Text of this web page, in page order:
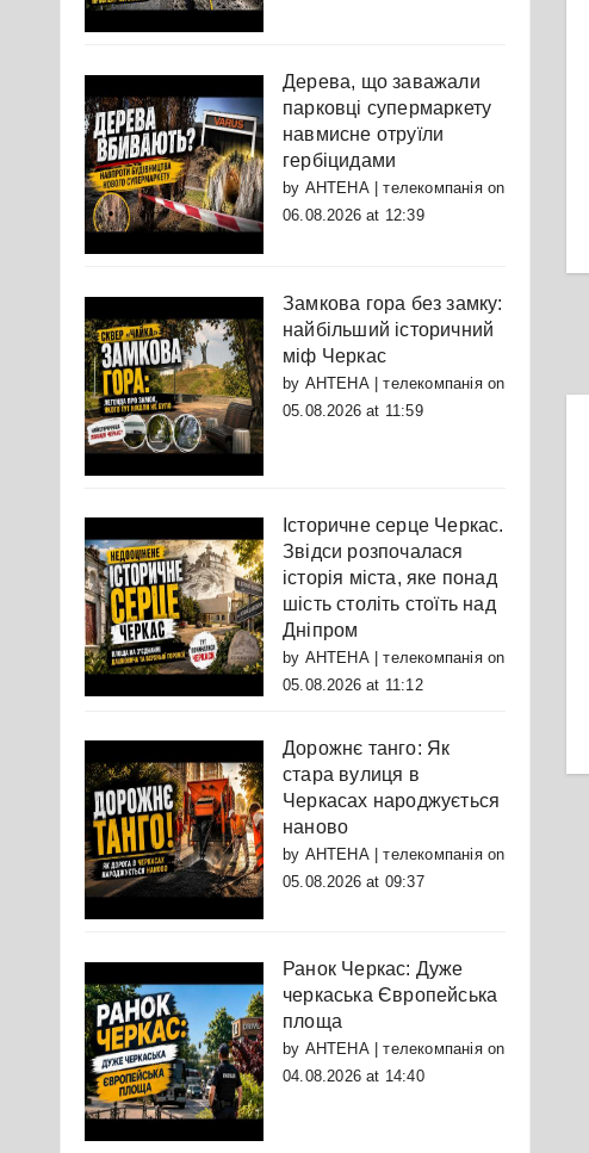
Дерева, що заважали
парковці супермаркету
навмисне отруїли
гербіцидами
by АНТЕНА | телекомпаніяon
06.08.2026 at 12:39
Замкова гора без замку:
найбільший історичний
міф Черкас
by АНТЕНА | телекомпаніяon
05.08.2026 at 11:59
Історичне серце Черкас.
Звідси розпочалася
історія міста, яке понад
шість століть стоїть над
Дніпром
by АНТЕНА | телекомпаніяon
05.08.2026 at 11:12
Дорожнє танго: Як
стара вулиця в
Черкасах народжується
наново
by АНТЕНА | телекомпаніяon
05.08.2026 at 09:37
Ранок Черкас: Дуже
черкаська Європейська
площа
by АНТЕНА | телекомпаніяon
04.08.2026 at 14:40